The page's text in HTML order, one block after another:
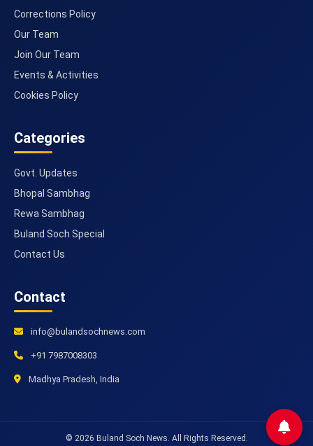
Corrections Policy
Our Team
Join Our Team
Events & Activities
Cookies Policy
Categories
Govt. Updates
Bhopal Sambhag
Rewa Sambhag
Buland Soch Special
Contact Us
Contact
info@bulandsochnews.com
+91 7987008303
Madhya Pradesh, India
© 2026 Buland Soch News. All Rights Reserved.